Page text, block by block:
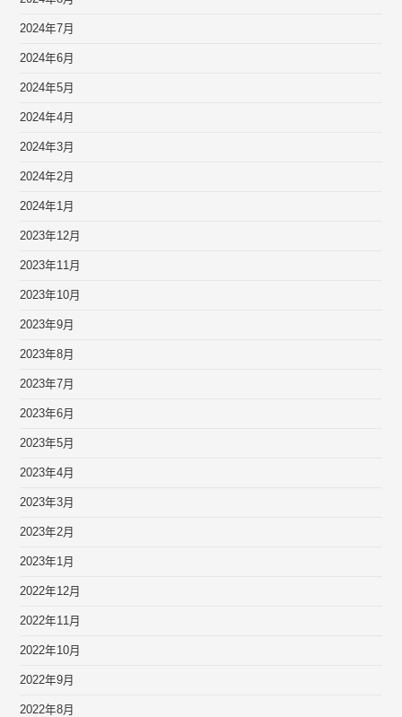
2024年7月
2024年6月
2024年5月
2024年4月
2024年3月
2024年2月
2024年1月
2023年12月
2023年11月
2023年10月
2023年9月
2023年8月
2023年7月
2023年6月
2023年5月
2023年4月
2023年3月
2023年2月
2023年1月
2022年12月
2022年11月
2022年10月
2022年9月
2022年8月